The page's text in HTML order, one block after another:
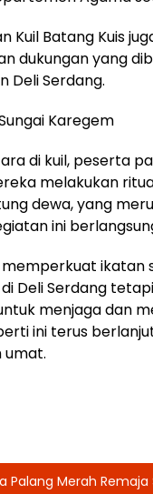
Kuil Batang Kuis
dukungan yang
Deli Serdang.
Karegem
di kuil, peserta
melakukan
dewa, yang
ini
ikatan
Deli Serdang
menjaga dan
ini terus
umat.
Merah Remaja